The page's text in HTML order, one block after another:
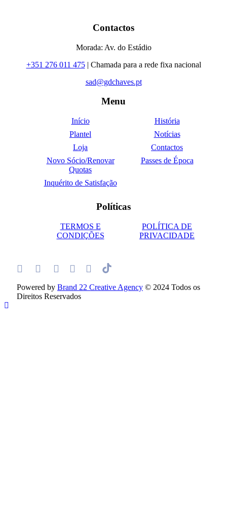
Contactos
Morada: Av. do Estádio
+351 276 011 475| Chamada para a rede fixa nacional
sad@gdchaves.pt
Menu
Início
História
Plantel
Notícias
Loja
Contactos
Novo Sócio/Renovar
Quotas
Passes de Época
Inquérito de Satisfação
Políticas
TERMOS E
CONDIÇÕES
POLÍTICA DE
PRIVACIDADE
Powered by Brand 22 Creative Agency © 2024 Todos os
Direitos Reservados